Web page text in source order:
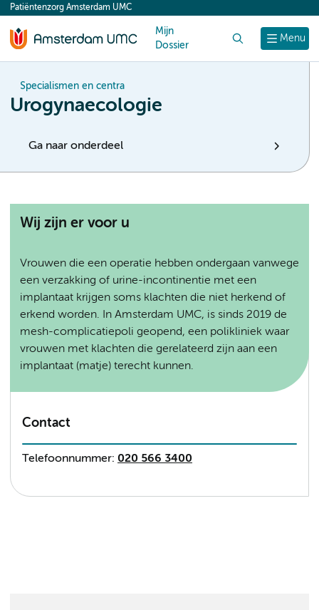
content
Menu
Patiëntenzorg Amsterdam UMC
Mijn
Dossier
Specialismen en centra
Urogynaecologie
Ga naar onderdeel
Wij zijn er voor u
Vrouwen die een operatie hebben ondergaan vanwege
een verzakking of urine-incontinentie met een
implantaat krijgen soms klachten die niet herkend of
erkend worden. In Amsterdam UMC, is sinds 2019 de
mesh-complicatiepoli geopend, een polikliniek waar
vrouwen met klachten die gerelateerd zijn aan een
implantaat (matje) terecht kunnen.
Contact
Telefoonnummer: 020 566 3400